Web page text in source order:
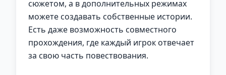
сюжетом, а в дополнительных режимах
можете создавать собственные истории.
Есть даже возможность совместного
прохождения, где каждый игрок отвечает
за свою часть повествования.